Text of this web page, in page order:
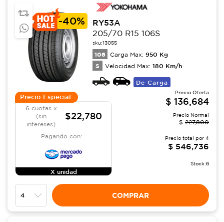
-40%
RY53A
205/70 R15 106S
sku:13055
106 Carga Max: 950 Kg
S Velocidad Max: 180 Km/h
De Carga
Precio Especial:
6 cuotas x
(sin
intereses)
$22,780
Pagando con:
X unidad
Precio Oferta
$ 136,684
Precio Normal
$ 227,800
Precio total por 4
$ 546,736
Stock:6
COMPRAR